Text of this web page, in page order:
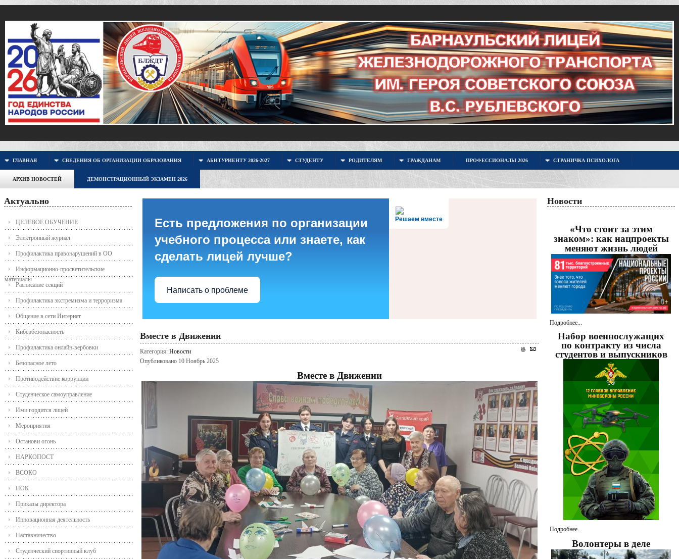
ГЛАВНАЯ СВЕДЕНИЯ ОБ ОРГАНИЗАЦИИ ОБРАЗОВАНИЯ АБИТУРИЕНТУ 2026-2027 СТУДЕНТУ РОДИТЕЛЯМ ГРАЖДАНАМ ПРОФЕССИОНАЛЫ 2026 СТРАНИЧКА ПСИХОЛОГА
АРХИВ НОВОСТЕЙ ДЕМОНСТРАЦИОННЫЙ ЭКЗАМЕН 2026
Актуально
ЦЕЛЕВОЕ ОБУЧЕНИЕ
Электронный журнал
Профилактика правонарушений в ОО
Информационно-просветительские
материалы
Расписание секций
Профилактика экстремизма и терроризма
Общение в сети Интернет
Кибербезопасность
Профилактика онлайн-вербовки
Безопасное лето
Противодействие коррупции
Студенческое самоуправление
Ими гордится лицей
Мероприятия
Останови огонь
НАРКОПОСТ
ВСОКО
НОК
Приказы директора
Инновационная деятельность
Наставничество
Студенческий спортивный клуб
Решаем вместе
Есть предложения по организации
учебного процесса или знаете, как
сделать лицей лучше?
Написать о проблеме
Вместе в Движении
Категория: Новости
Опубликовано 10 Ноябрь 2025
Вместе в Движении
Новости
«Что стоит за этим
знаком»: как нацпроекты
меняют жизнь людей
Подробнее...
Набор военнослужащих
по контракту из числа
студентов и выпускников
Подробнее...
Волонтеры в деле